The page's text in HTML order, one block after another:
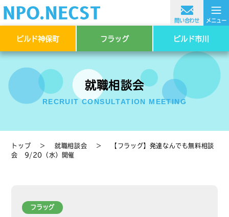
≡
メニュー
問い合わせ
ビルド神保町 フラッグ ビルド市川
就職相談会
RECRUIT CONSULTATION MEETING
トップ ＞就職相談会 ＞
【フラッグ】発達なんでも無料相談
会 9/20（水）開催
フラッグ